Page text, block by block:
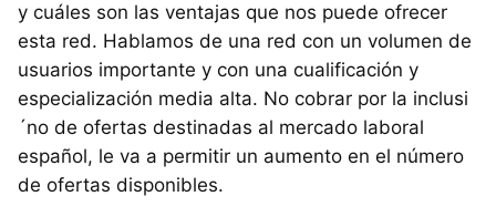
y cuáles son las ventajas que nos puede ofrecer
esta red. Hablamos de una red con un volumen de
usuarios importante y con una cualificación y
especialización media alta. No cobrar por la inclusi
´no de ofertas destinadas al mercado laboral
español, le va a permitir un aumento en el número
de ofertas disponibles.